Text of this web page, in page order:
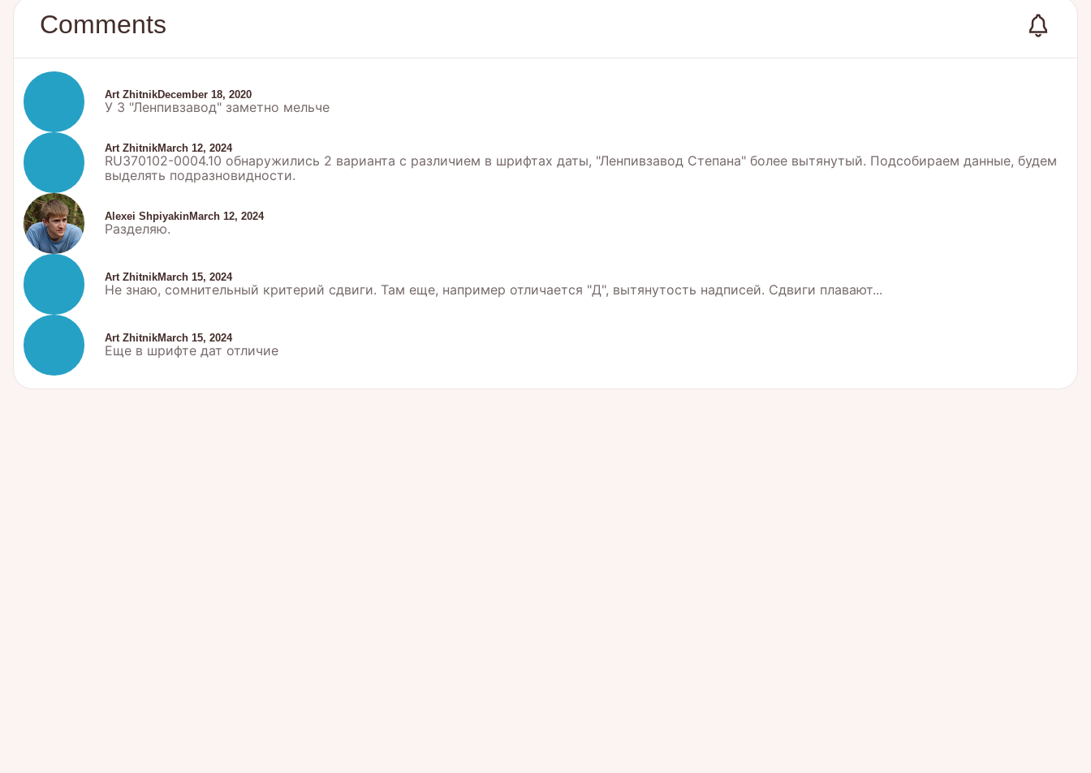
Comments
Art ZhitnikDecember 18, 2020
У 3 "Ленпивзавод" заметно мельче
Art ZhitnikMarch 12, 2024
RU370102-0004.10 обнаружились 2 варианта с различием в шрифтах даты, "Ленпивзавод Степана" более вытянутый. Подсобираем данные, будем
выделять подразновидности.
Alexei ShpiyakinMarch 12, 2024
Разделяю.
Art ZhitnikMarch 15, 2024
Не знаю, сомнительный критерий сдвиги. Там еще, например отличается "Д", вытянутость надписей. Сдвиги плавают...
Art ZhitnikMarch 15, 2024
Еще в шрифте дат отличие